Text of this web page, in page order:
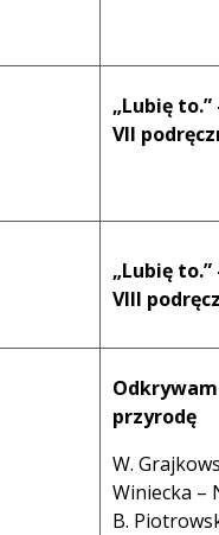
„Lubię
VII
„Lubię
VIII
Odkrywam
przyrodę
W.
Winiecka –
B.